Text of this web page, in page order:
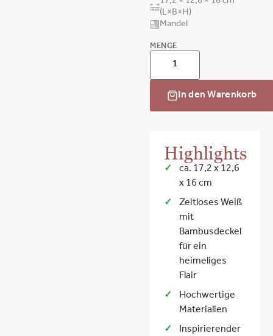
(L×B×H)
Mandel
MENGE
In den Warenkorb
Highlights
ca. 17,2 x 12,6
x 16 cm
Zeitloses Weiß
mit
Bambusdeckel
für ein
heimeliges
Flair
Hochwertige
Materialien
Inspirierender